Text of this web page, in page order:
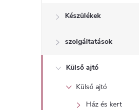
Készülékek
szolgáltatások
Külső ajtó
Külső ajtó
Ház és kert